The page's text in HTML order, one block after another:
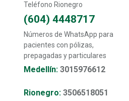
Teléfono Rionegro
(604) 4448717
Números de WhatsApp para
pacientes con pólizas,
prepagadas y particulares
Medellín: 3015976612
Rionegro: 3506518051
footer